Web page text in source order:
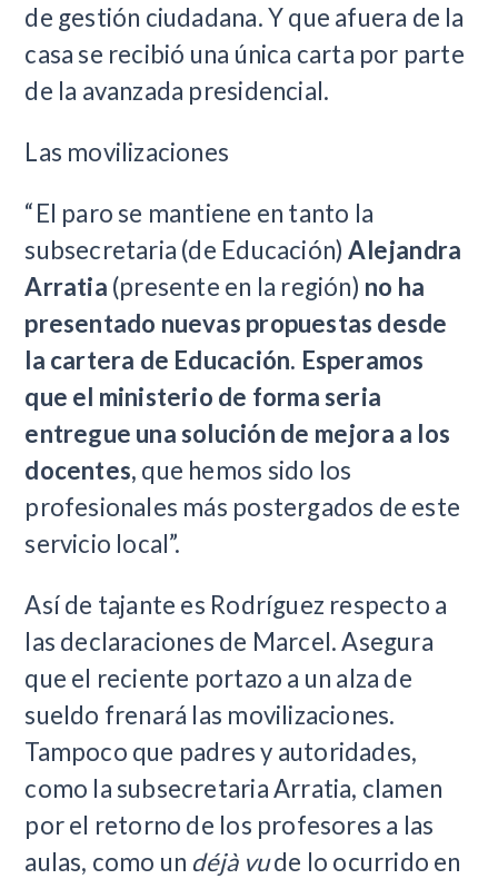
de gestión ciudadana. Y que afuera de la
casa se recibió una única carta por parte
de la avanzada presidencial.
Las movilizaciones
“El paro se mantiene en tanto la
subsecretaria (de Educación)Alejandra
Arratia (presente en la región) no ha
presentado nuevas propuestas desde
la cartera de Educación. Esperamos
que el ministerio de forma seria
entregue una solución de mejora a los
docentes, que hemos sido los
profesionales más postergados de este
servicio local”.
Así de tajante es Rodríguez respecto a
las declaraciones de Marcel. Asegura
que el reciente portazo a un alza de
sueldo frenará las movilizaciones.
Tampoco que padres y autoridades,
como la subsecretaria Arratia, clamen
por el retorno de los profesores a las
aulas, como un déjà vude lo ocurrido en